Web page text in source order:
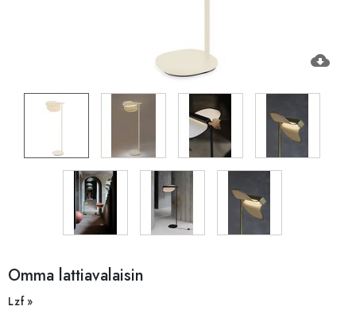
cloud_download
Omma lattiavalaisin
Lzf »